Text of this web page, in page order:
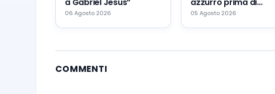
06 Agosto 2026
portare Zeballos al
05 Agosto 2026
COMMENTI